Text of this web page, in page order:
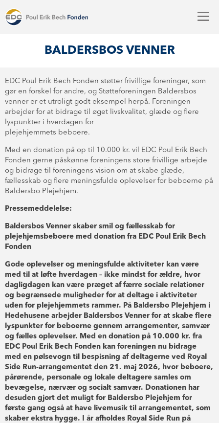
BALDERSBOS VENNER
EDC Poul Erik Bech Fonden støtter frivillige foreninger, som
gør en forskel for andre, og Støtteforeningen Baldersbos
venner er et utroligt godt eksempel herpå. Foreningen
arbejder for at bidrage til øget livskvalitet, glæde og flere
lyspunkter i hverdagen for
plejehjemmets beboere.
Med en donation på op til 10.000 kr. vil EDC Poul Erik Bech
Fonden gerne påskønne foreningens store frivillige arbejde
og bidrage til foreningens vision om at skabe glæde,
fællesskab og flere meningsfulde oplevelser for beboerne på
Baldersbo Plejehjem.
Pressemeddelelse:
Baldersbos Venner skaber smil og fællesskab for
plejehjemsbeboere med donation fra EDC Poul Erik Bech
Fonden
Gode oplevelser og meningsfulde aktiviteter kan være
med til at løfte hverdagen – ikke mindst for ældre, hvor
dagligdagen kan være præget af færre sociale relationer
og begrænsede muligheder for at deltage i aktiviteter
uden for plejehjemmets rammer. På Baldersbo Plejehjem i
Hedehusene arbejder Baldersbos Venner for at skabe flere
lyspunkter for beboerne gennem arrangementer, samvær
og fælles oplevelser. Med en donation på 10.000 kr. fra
EDC Poul Erik Bech Fonden kan foreningen nu bidrage
med en pølsevogn til bespisning af deltagerne ved Royal
Side Run-arrangementet den 21. maj 2026, hvor beboere,
pårørende, personale og lokale deltagere samles om
bevægelse, nærvær og socialt samvær. Donationen har
desuden gjort det muligt for Baldersbo Plejehjem for
første gang også at have livemusik til arrangementet, som
skaber ekstra hygge. I år afholdes Royal Side Run på